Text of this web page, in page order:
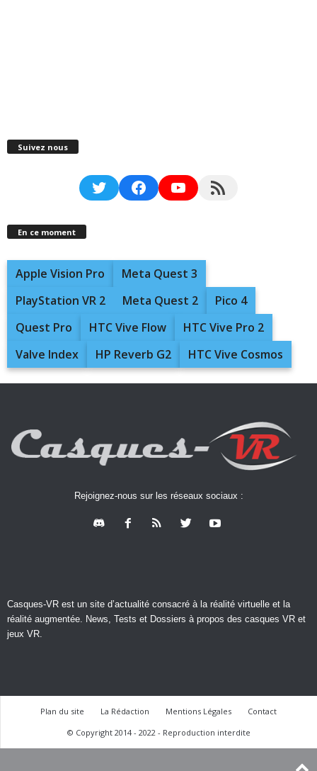
Suivez nous
TwitterFacebookYouTubeRSS Feed
En ce moment
Apple Vision Pro
Meta Quest 3
PlayStation VR 2
Meta Quest 2
Pico 4
Quest Pro
HTC Vive Flow
HTC Vive Pro 2
Valve Index
HP Reverb G2 HTC Vive Cosmos
Rejoignez-nous sur les réseaux sociaux :
Casques-VR est un site d’actualité consacré à la réalité virtuelle et la
réalité augmentée. News, Tests et Dossiers à propos des casques VR et
jeux VR.
Plan du site La Rédaction Mentions Légales
Contact
© Copyright 2014 - 2022 - Reproduction interdite